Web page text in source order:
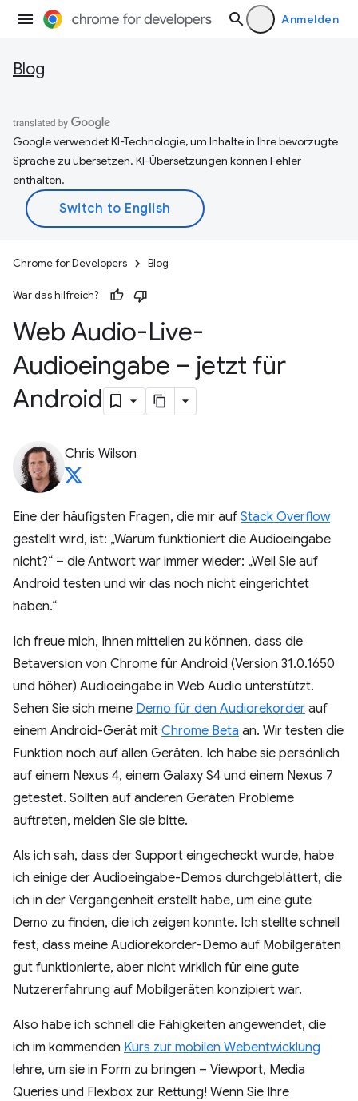
Anmelden
Blog
Google verwendet KI-Technologie, um Inhalte in Ihre bevorzugte
Sprache zu übersetzen. KI-Übersetzungen können Fehler
enthalten.
Chrome for Developers Blog
War das hilfreich?
Web Audio-Live-
Audioeingabe – jetzt für
Android
Chris Wilson
Eine der häufigsten Fragen, die mir auf Stack Overflow
gestellt wird, ist: „Warum funktioniert die Audioeingabe
nicht?“ – die Antwort war immer wieder: „Weil Sie auf
Android testen und wir das noch nicht eingerichtet
haben.“
Ich freue mich, Ihnen mitteilen zu können, dass die
Betaversion von Chrome für Android (Version 31.0.1650
und höher) Audioeingabe in Web Audio unterstützt.
Sehen Sie sich meine Demo für den Audiorekorder auf
einem Android-Gerät mit Chrome Beta an. Wir testen die
Funktion noch auf allen Geräten. Ich habe sie persönlich
auf einem Nexus 4, einem Galaxy S4 und einem Nexus 7
getestet. Sollten auf anderen Geräten Probleme
auftreten, melden Sie sie bitte.
Als ich sah, dass der Support eingecheckt wurde, habe
ich einige der Audioeingabe-Demos durchgeblättert, die
ich in der Vergangenheit erstellt habe, um eine gute
Demo zu finden, die ich zeigen konnte. Ich stellte schnell
fest, dass meine Audiorekorder-Demo auf Mobilgeräten
gut funktionierte, aber nicht wirklich für eine gute
Nutzererfahrung auf Mobilgeräten konzipiert war.
Also habe ich schnell die Fähigkeiten angewendet, die
ich im kommenden Kurs zur mobilen Webentwicklung
lehre, um sie in Form zu bringen – Viewport, Media
Queries und Flexbox zur Rettung! Wenn Sie Ihre